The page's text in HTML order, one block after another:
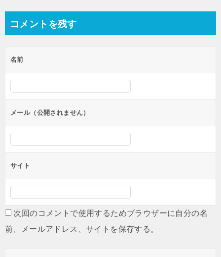
ビ
ー
シ
ン
コメントを残す
名前
メール（公開されません）
サイト
次回のコメントで使用するためブラウザーに自分の名
前、メールアドレス、サイトを保存する。